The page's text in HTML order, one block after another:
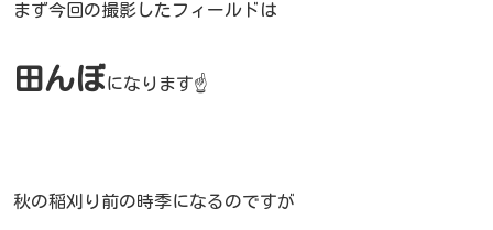
まず今回の撮影したフィールドは
田んぼになります☝️
秋の稲刈り前の時季になるのですが